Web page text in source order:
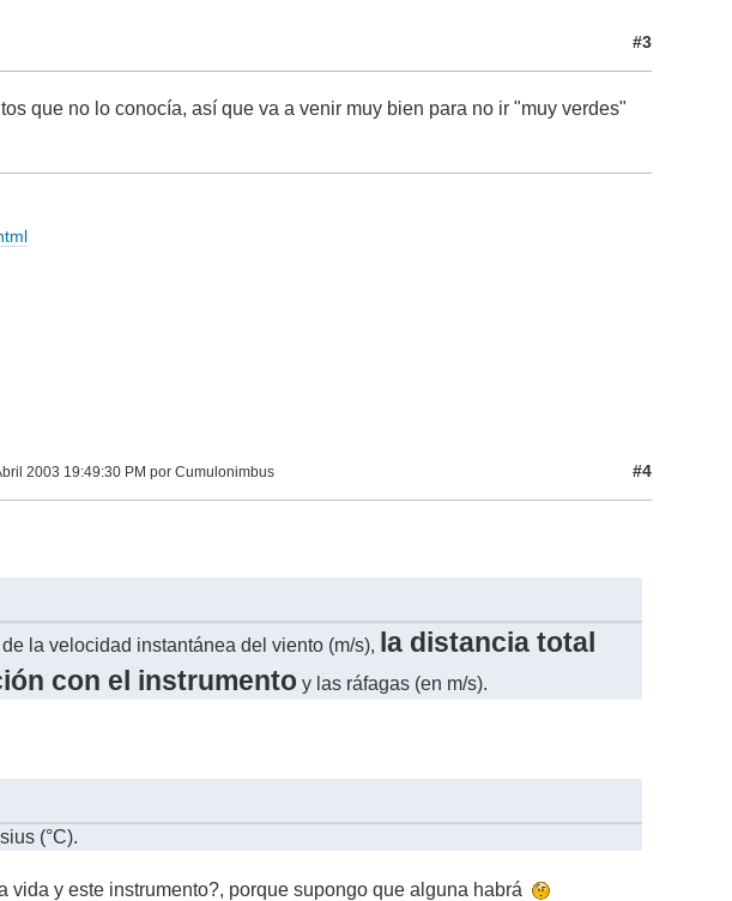
#3
que no lo conocía, así que va a venir muy bien para no ir "muy verdes"
2003 19:49:30 PM por Cumulonimbus #4
la velocidad instantánea del viento (m/s),
la distancia total
con el instrumento y las ráfagas (en m/s).
(°C).
vida y este instrumento?, porque supongo que alguna habrá